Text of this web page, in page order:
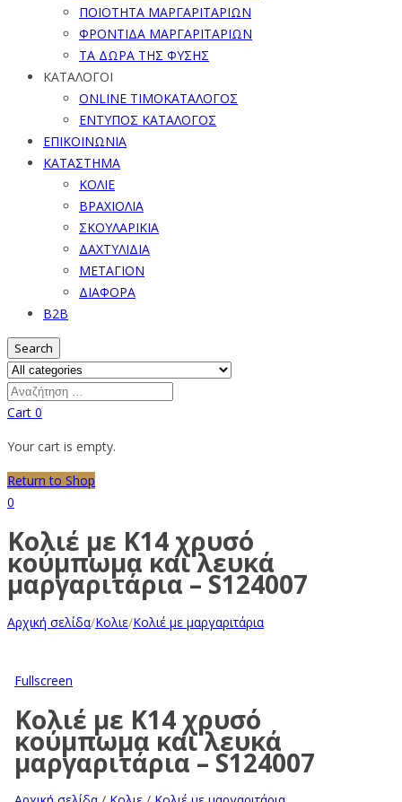
ΠΟΙΟΤΗΤΑ ΜΑΡΓΑΡΙΤΑΡΙΩΝ
ΦΡΟΝΤΙΔΑ ΜΑΡΓΑΡΙΤΑΡΙΩΝ
ΤΑ ΔΩΡΑ ΤΗΣ ΦΥΣΗΣ
ΚΑΤΑΛΟΓΟΙ
ONLINE ΤΙΜΟΚΑΤΑΛΟΓΟΣ
ΕΝΤΥΠΟΣ ΚΑΤΑΛΟΓΟΣ
ΕΠΙΚΟΙΝΩΝΙΑ
ΚΑΤΑΣΤΗΜΑ
ΚΟΛΙΕ
ΒΡΑΧΙΟΛΙΑ
ΣΚΟΥΛΑΡΙΚΙΑ
ΔΑΧΤΥΛΙΔΙΑ
ΜΕΤΑΓΙΟΝ
ΔΙΑΦΟΡΑ
B2B
Search
Cart 0
Your cart is empty.
Return to Shop
0
Κολιέ με Κ14 χρυσό
κούμπωμα και λευκά
μαργαριτάρια – S124007
Αρχική σελίδα/Κολιε/Κολιέ με μαργαριτάρια
Fullscreen
Κολιέ με Κ14 χρυσό
κούμπωμα και λευκά
μαργαριτάρια – S124007